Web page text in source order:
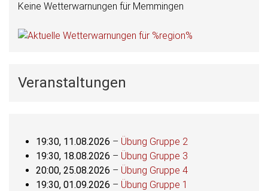
Keine Wetterwarnungen für Memmingen
Veranstaltungen
19:30, 11.08.2026 – Übung Gruppe 2
19:30, 18.08.2026 – Übung Gruppe 3
20:00, 25.08.2026 – Übung Gruppe 4
19:30, 01.09.2026 – Übung Gruppe 1